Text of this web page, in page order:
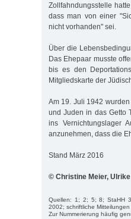
Zollfahndungsstelle
dass man von einer
nicht vorhanden" sei.
Über die
Das Ehepaar musste
bis es den
Mitgliedskarte der
Am 19. Juli 1942
und Juden in das Getto
ins Vernichtungslager
anzunehmen, dass die
Stand März 2016
© Christine Meier,
Quellen: 1; 2; 5; 8; StaHH
2002; schriftliche
Zur Nummerierung häufig